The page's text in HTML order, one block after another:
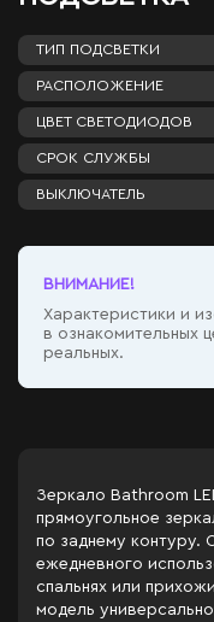
ТИП ПОДСВЕТКИ
РАСПОЛОЖЕНИЕ
ЦВЕТ СВЕТОДИОДОВ
СРОК СЛУЖБЫ
ВЫКЛЮЧАТЕЛЬ
ВНИМАНИЕ!
Характеристики и
в ознакомительных
реальных.
Зеркало Bathroom
прямоугольное
по заднему контуру.
ежедневного
спальнях или
модель